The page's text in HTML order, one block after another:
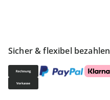
Sicher & flexibel bezahlen